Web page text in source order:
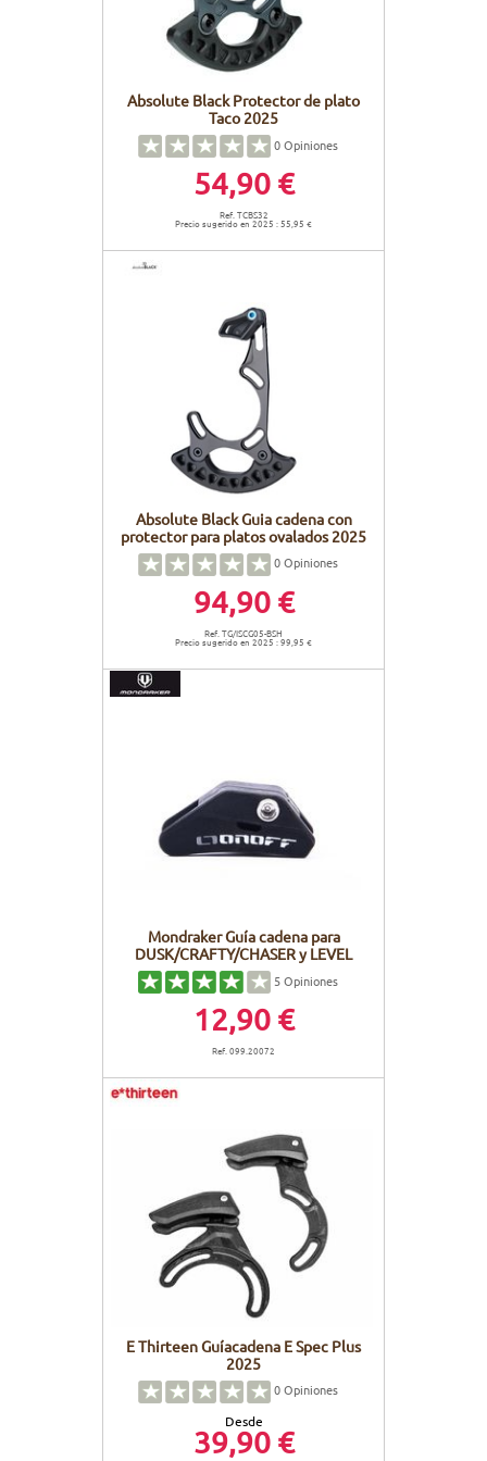
Absolute Black Protector de plato
Taco 2025
0Opiniones
54,90 €
Ref. TCBS32
Precio sugerido en 2025 : 55,95 €
Absolute Black Guia cadena con
protector para platos ovalados 2025
0Opiniones
94,90 €
Ref. TG/ISCG05-BSH
Precio sugerido en 2025 : 99,95 €
Mondraker Guía cadena para
DUSK/CRAFTY/CHASER y LEVEL
5Opiniones
12,90 €
Ref. 099.20072
E Thirteen Guíacadena E Spec Plus
2025
0Opiniones
Desde
39,90 €